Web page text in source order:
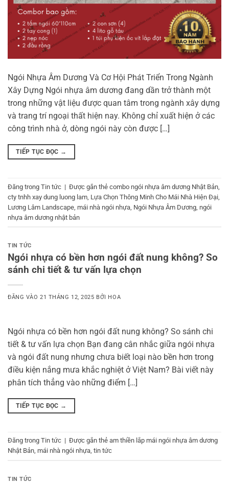
Ngói Nhựa Âm Dương Và Cơ Hội Phát Triển Trong Ngành
Xây Dựng Ngói nhựa âm dương đang dần trở thành một
trong những vật liệu được quan tâm trong ngành xây dựng
và trang trí ngoại thất hiện nay. Không chỉ xuất hiện ở các
công trình nhà ở, dòng ngói này còn được […]
TIẾP TỤC ĐỌC →
Đăng trong Tin tức | Được gắn thẻ combo ngói nhựa âm dương Nhật Bản
cty tnhh xay dung luong lam Lựa Chọn Thông Minh Cho Mái Nhà Hiện Đại
Lương Lâm Landscape mái nhà ngói nhựa Ngói Nhựa Âm Dương ngói
nhựa âm dương nhật bản
TIN TỨC
Ngói nhựa có bền hơn ngói đất nung không? So
sánh chi tiết & tư vấn lựa chọn
ĐĂNG VÀO21 THÁNG 12, 2025 BỞI HOA
Ngói nhựa có bền hơn ngói đất nung không? So sánh chi
tiết & tư vấn lựa chọn Bạn đang cân nhắc giữa ngói nhựa
và ngói đất nung nhưng chưa biết loại nào bền hơn trong
điều kiện nắng mưa khắc nghiệt ở Việt Nam? Bài viết này
phân tích thẳng vào những điểm […]
TIẾP TỤC ĐỌC →
Đăng trong Tin tức | Được gắn thẻ am thiền lắp mái ngói nhựa âm dương
Nhật Bản, mái nhà ngói nhựa, tin tức
TIN TỨC